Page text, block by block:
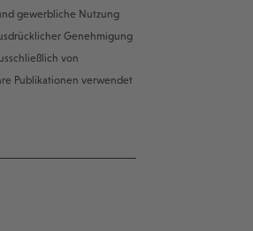
gewerbliche Nutzung
Genehmigung
von
Publikationen verwendet